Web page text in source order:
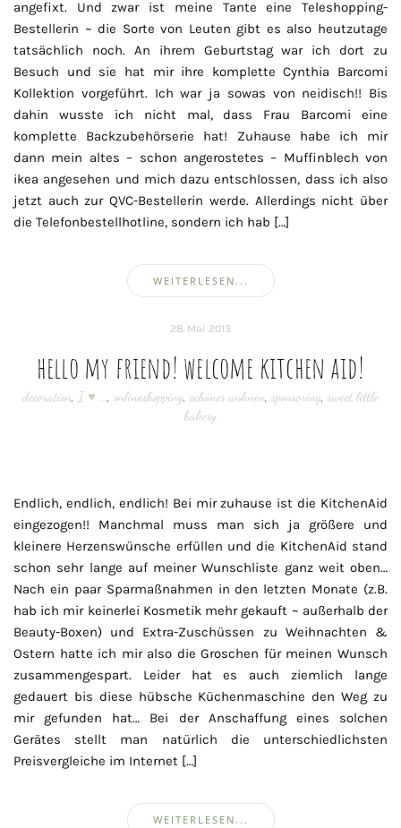
angefixt. Und zwar ist meine Tante eine Teleshopping-
Bestellerin ~ die Sorte von Leuten gibt es also heutzutage
tatsächlich noch. An ihrem Geburtstag war ich dort zu
Besuch und sie hat mir ihre komplette Cynthia Barcomi
Kollektion vorgeführt. Ich war ja sowas von neidisch!! Bis
dahin wusste ich nicht mal, dass Frau Barcomi eine
komplette Backzubehörserie hat! Zuhause habe ich mir
dann mein altes – schon angerostetes – Muffinblech von
ikea angesehen und mich dazu entschlossen, dass ich also
jetzt auch zur QVC-Bestellerin werde. Allerdings nicht über
die Telefonbestellhotline, sondern ich hab […]
WEITERLESEN...
28. Mai 2013
hello my friend! welcome kitchen aid!
decoration, I ♥ ..., onlineshopping, schöner wohnen, sponsoring, sweet little
bakery
Endlich, endlich, endlich! Bei mir zuhause ist die KitchenAid
eingezogen!! Manchmal muss man sich ja größere und
kleinere Herzenswünsche erfüllen und die KitchenAid stand
schon sehr lange auf meiner Wunschliste ganz weit oben…
Nach ein paar Sparmaßnahmen in den letzten Monate (z.B.
hab ich mir keinerlei Kosmetik mehr gekauft ~ außerhalb der
Beauty-Boxen) und Extra-Zuschüssen zu Weihnachten &
Ostern hatte ich mir also die Groschen für meinen Wunsch
zusammengespart. Leider hat es auch ziemlich lange
gedauert bis diese hübsche Küchenmaschine den Weg zu
mir gefunden hat… Bei der Anschaffung eines solchen
Gerätes stellt man natürlich die unterschiedlichsten
Preisvergleiche im Internet […]
WEITERLESEN...